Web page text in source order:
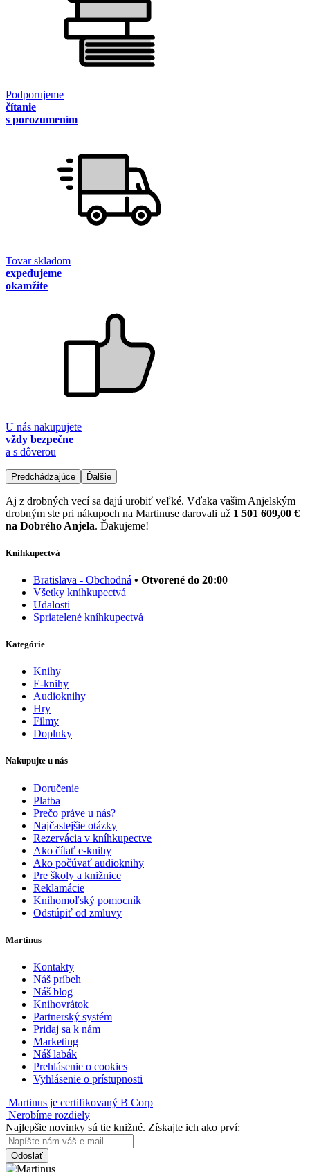
Podporujeme
čítanie
s porozumením
Tovar skladom
expedujeme
okamžite
U nás nakupujete
vždy bezpečne
a s dôverou
Predchádzajúce Ďalšie
Aj z drobných vecí sa dajú urobiť veľké. Vďaka vašim Anjelským
drobným ste pri nákupoch na Martinuse darovali už 1 501 609,00 €
na Dobrého Anjela. Ďakujeme!
Kníhkupectvá
Bratislava - Obchodná • Otvorené do 20:00
Všetky kníhkupectvá
Udalosti
Spriatelené kníhkupectvá
Kategórie
Knihy
E-knihy
Audioknihy
Hry
Filmy
Doplnky
Nakupujte u nás
Doručenie
Platba
Prečo práve u nás?
Najčastejšie otázky
Rezervácia v kníhkupectve
Ako čítať e-knihy
Ako počúvať audioknihy
Pre školy a knižnice
Reklamácie
Knihomoľský pomocník
Odstúpiť od zmluvy
Martinus
Kontakty
Náš príbeh
Náš blog
Knihovrátok
Partnerský systém
Pridaj sa k nám
Marketing
Náš labák
Prehlásenie o cookies
Vyhlásenie o prístupnosti
Martinus je certifikovaný B Corp
Nerobíme rozdiely
Najlepšie novinky sú tie knižné. Získajte ich ako prví:
Odoslať